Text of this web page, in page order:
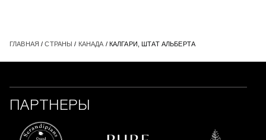
ГЛАВНАЯ /СТРАНЫ / КАНАДА / КАЛГАРИ, ШТАТ АЛЬБЕРТА
ПАРТНЕРЫ